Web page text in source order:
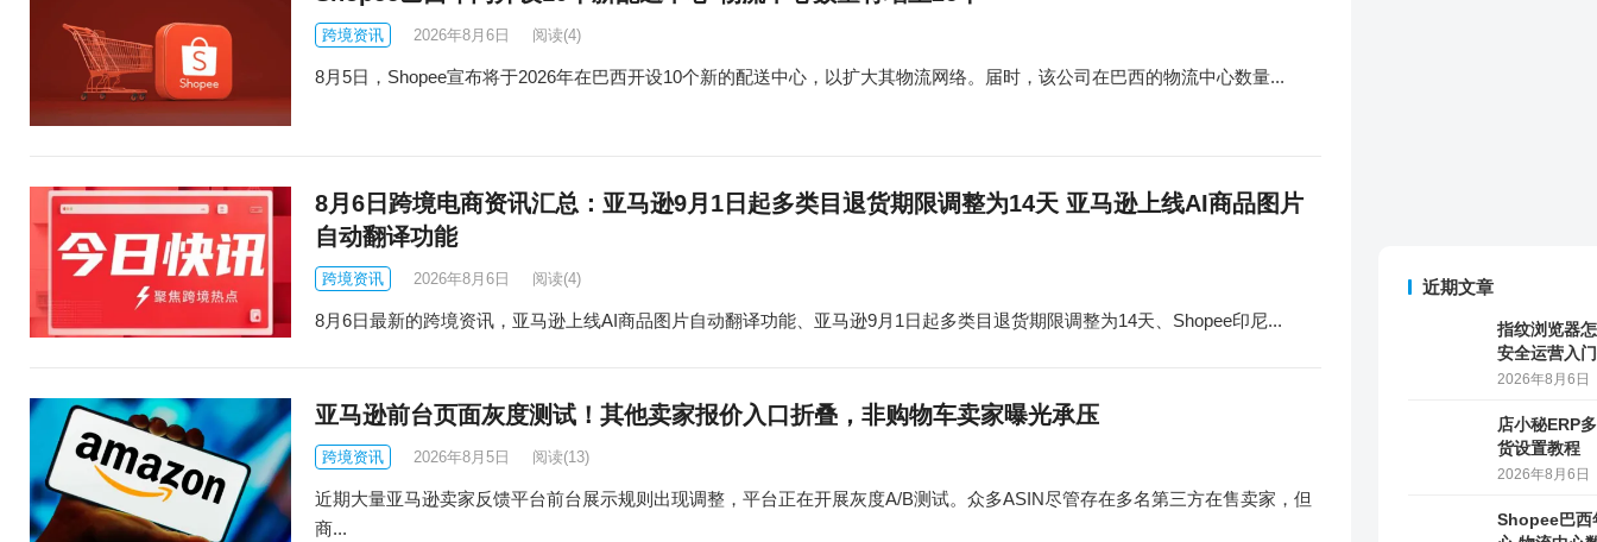
跨境资讯 2026年8月6日 阅读(4)
8月5日，Shopee宣布将于2026年在巴西开设10个新的配送中心，以扩大其物流网络。届时，该公司在巴西的物流中心数量...
8月6日跨境电商资讯汇总：亚马逊9月1日起多类目退货期限调整为14天 亚马逊上线AI商品图片
自动翻译功能
跨境资讯 2026年8月6日 阅读(4)
8月6日最新的跨境资讯，亚马逊上线AI商品图片自动翻译功能、亚马逊9月1日起多类目退货期限调整为14天、Shopee印尼...
亚马逊前台页面灰度测试！其他卖家报价入口折叠，非购物车卖家曝光承压
跨境资讯 2026年8月5日 阅读(13)
近期大量亚马逊卖家反馈平台前台展示规则出现调整，平台正在开展灰度A/B测试。众多ASIN尽管存在多名第三方在售卖家，但
商...
8月6日跨境
1日起多类目
马逊上线AI
2026年8月6日
火豹浏览器
境卖家团队
2026年8月5日